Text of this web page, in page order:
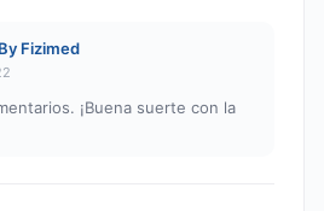
Fizimed
¡Buena suerte con la